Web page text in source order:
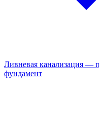
Ливневая канализация —
фундамент